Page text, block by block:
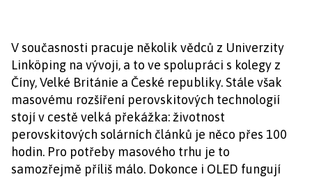
V současnosti pracuje několik vědců z Univerzity
Linköping na vývoji, a to ve spolupráci s kolegy z
Číny, Velké Británie a České republiky. Stále však
masovému rozšíření perovskitových technologií
stojí v cestě velká překážka: životnost
perovskitových solárních článků je něco přes 100
hodin. Pro potřeby masového trhu je to
samozřejmě příliš málo. Dokonce i OLED fungují